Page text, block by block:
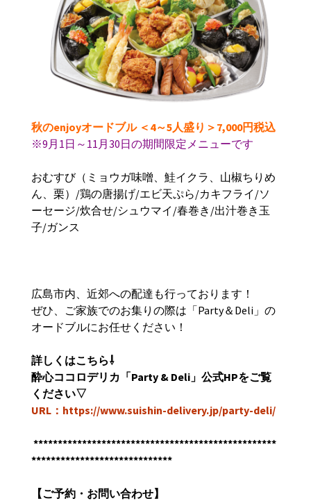
秋のenjoyオードブル ＜4～5人盛り＞7,000円税込
※9月1日～11月30日の期間限定メニューです
おむすび（ミョウガ味噌、鮭イクラ、山椒ちりめ
ん、栗） /鶏の唐揚げ/エビ天ぷら/カキフライ /ソ
ーセージ/炊合せ/シュウマイ /春巻き /出汁巻き玉
子/ガンス
広島市内、近郊への配達も行っております！
ぜひ、ご家族でのお集りの際は「Party＆ Deli 」の
オードブルにお任せください！
詳しくはこちら⇩
酔心ココロデリカ「Party & Deli 」公式HPをご覧
ください▽
URL：https://www.suishin-delivery.jp/party-deli/
**************************************************
*****************************
【ご予約・お問い合わせ】